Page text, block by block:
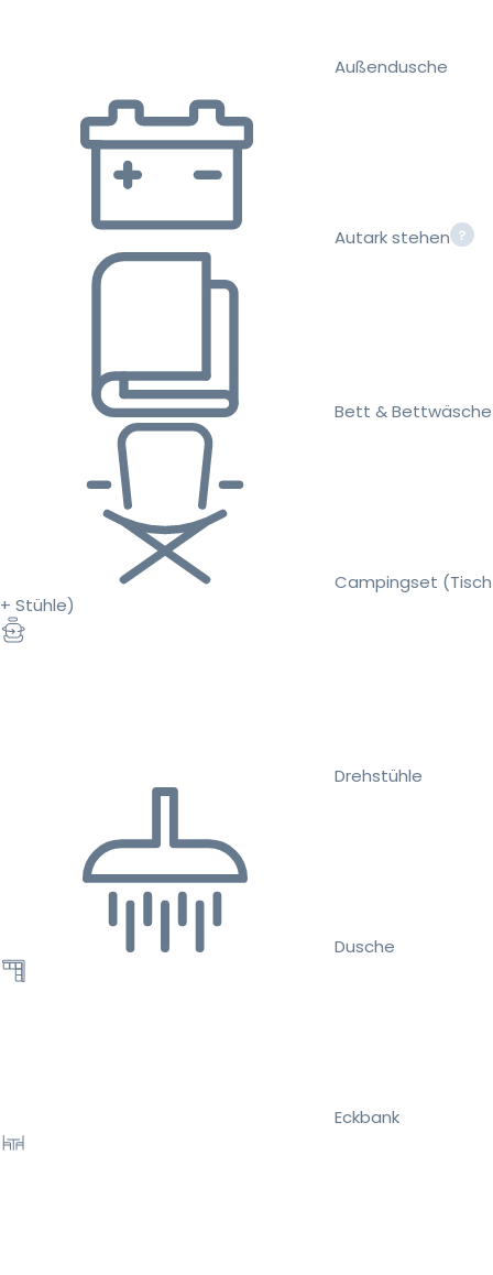
Außendusche
Autark stehen
Bett & Bettwäsche
Campingset (Tisch
+ Stühle)
Drehstühle
Dusche
Eckbank